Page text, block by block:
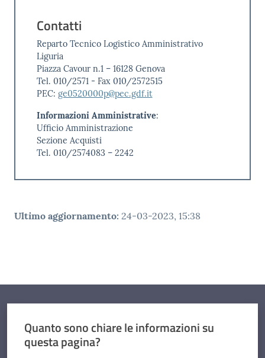
Contatti
Reparto Tecnico Logistico Amministrativo
Liguria
Piazza Cavour n.1 – 16128 Genova
Tel. 010/2571 - Fax 010/2572515
PEC: ge0520000p@pec.gdf.it
Informazioni Amministrative:
Ufficio Amministrazione
Sezione Acquisti
Tel. 010/2574083 – 2242
Ultimo aggiornamento: 24-03-2023, 15:38
Quanto sono chiare le informazioni su
questa pagina?